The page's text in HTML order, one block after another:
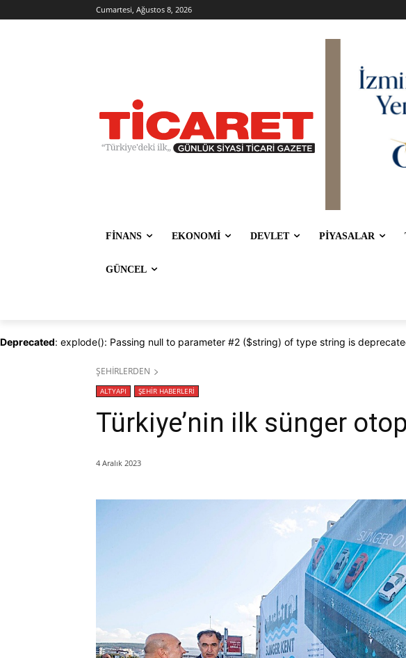
Cumartesi, Ağustos 8, 2026
FİNANS EKONOMİ DEVLET PİYASALAR
GÜNCEL
Deprecated: explode(): Passing null to parameter #2 ($string) of type string is
ŞEHİRLERDEN
ALTYAPI ŞEHİR HABERLERİ
Türkiye’nin ilk sünger
4 Aralık 2023